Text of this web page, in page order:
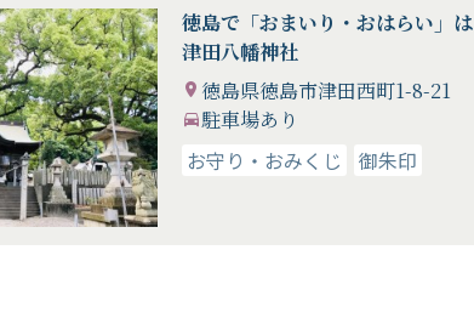
徳島で「おまいり・おはらい」は
津田八幡神社
徳島県徳島市津田西町1-8-21
駐車場あり
お守り・おみくじ 御朱印